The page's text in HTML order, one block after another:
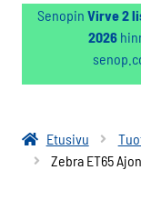
Senopin Virve 2
2026
Etusivu
Zebra ET65